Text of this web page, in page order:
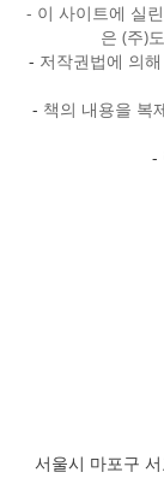
- 이 사이트에 실
은 (주)
- 저작권법에 의
- 책의 내용을 복
-
서울시 마포구